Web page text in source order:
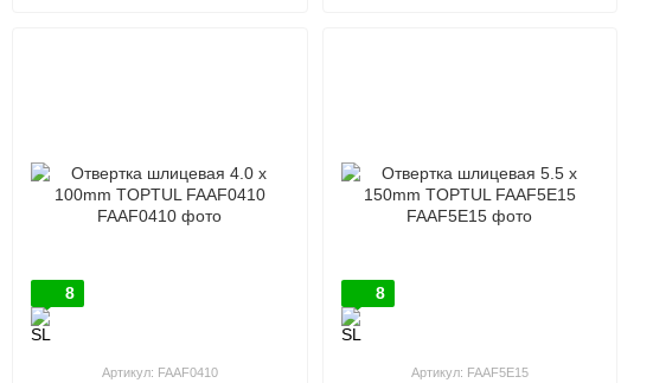
8
Артикул: FAAF0410
8
Артикул: FAAF5E15